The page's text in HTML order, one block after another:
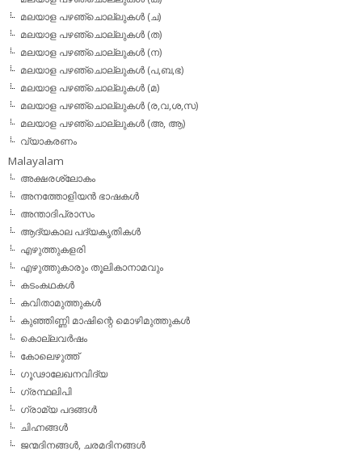
മലയാള പഴഞ്ചൊല്ലുകള്‍ (ച)
മലയാള പഴഞ്ചൊല്ലുകള്‍ (ത)
മലയാള പഴഞ്ചൊല്ലുകള്‍ (ന)
മലയാള പഴഞ്ചൊല്ലുകള്‍ (പ,ബ,ഭ)
മലയാള പഴഞ്ചൊല്ലുകള്‍ (മ)
മലയാള പഴഞ്ചൊല്ലുകള്‍ (ര,വ,ശ,സ)
മലയാള പഴഞ്ചൊല്ലുകൾ (അ, ആ)
വ്യാകരണം
Malayalam
അക്ഷരശ്ലോകം
അനത്തോളിയന്‍ ഭാഷകള്‍
അന്താദിപ്രാസം
ആദ്യകാല പദ്യകൃതികള്‍
എഴുത്തുകളരി
എഴുത്തുകാരും തൂലികാനാമവും
കടംകഥകള്‍
കവിതാമുത്തുകള്‍
കുഞ്ഞിണ്ണി മാഷിന്റെ മൊഴിമുത്തുകള്‍
കൊല്ലവര്‍ഷം
കോലെഴുത്ത്
ഗൂഢാലേഖനവിദ്യ
ഗ്രന്ഥലിപി
ഗ്രാമ്യ പദങ്ങള്‍
ചിഹ്നങ്ങള്‍
ജന്മദിനങ്ങള്‍, ചരമദിനങ്ങള്‍